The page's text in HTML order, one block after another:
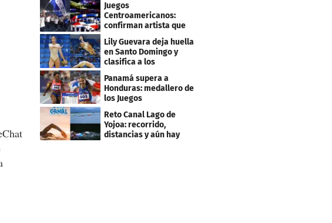
Juegos
Centroamericanos:
confirman artista que
cantará en la ceremonia
de clausura
Lily Guevara deja huella
en Santo Domingo y
clasifica a los
Panamericanos de Lima
2027
Panamá supera a
Honduras: medallero de
los Juegos
Centroamericanos
Reto Canal Lago de
Yojoa: recorrido,
distancias y aún hay